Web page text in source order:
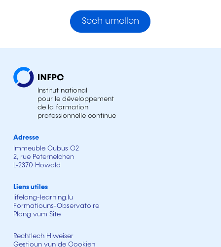
Sech umellen
Institut national
pour le développement
de la formation
professionnelle continue
Adresse
Immeuble Cubus C2
2, rue Peternelchen
L-2370 Howald
Liens utiles
lifelong-learning.lu
Formatiouns-Observatoire
Plang vum Site
Rechtlech Hiweiser
Gestioun vun de Cookien